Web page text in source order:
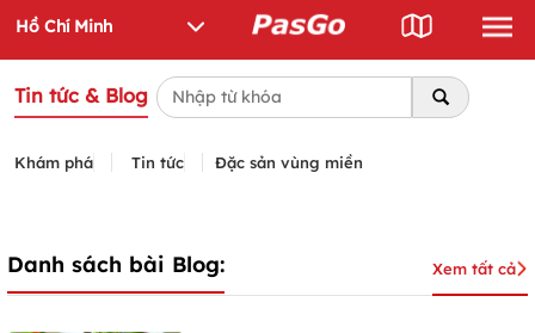
Tin tức & Blog
Khám phá Tin tức Đặc sản vùng miền
Danh sách bài Blog: Xem tất cả